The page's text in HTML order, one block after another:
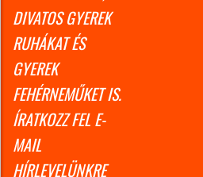
DIVATOS GYEREK
RUHÁKAT ÉS
GYEREK
FEHÉRNEMŰKET IS.
ÍRATKOZZ FEL E-
MAIL
HÍRLEVELÜNKRE